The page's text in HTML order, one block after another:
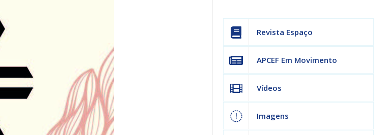
Revista Espaço
APCEF Em Movimento
Vídeos
Imagens